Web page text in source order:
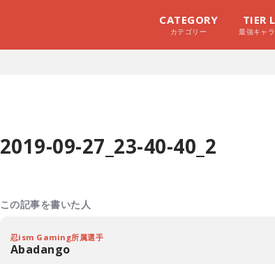
CATEGORY
カテゴリー
TIER
最強キャ
2019-09-27_23-40-40_2
この記事を書いた人
忍ism Gaming所属選手
Abadango